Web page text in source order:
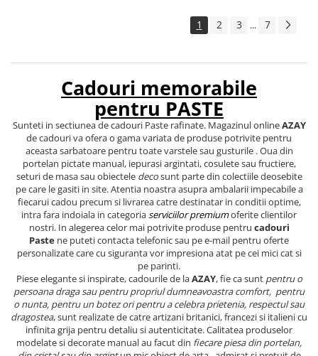
1 2 3 ... 7
Cadouri memorabile
pentru PASTE
Sunteti in sectiunea de cadouri Paste rafinate. Magazinul onlineAZAY
de cadouri va ofera o gama variata de produse potrivite pentru
aceasta sarbatoare pentru toate varstele sau gusturile . Oua din
portelan pictate manual, iepurasi argintati, cosulete sau fructiere,
seturi de masa sau obiectele decosunt parte din colectiile deosebite
pe care le gasiti in site. Atentia noastra asupra ambalarii impecabile a
fiecarui cadou precum si livrarea catre destinatar in conditii optime,
intra fara indoiala in categoriaserviciilor premiumoferite clientilor
nostri. In alegerea celor mai potrivite produse pentru cadouri
Paste ne puteti contacta telefonic sau pe e-mail pentru oferte
personalizate care cu siguranta vor impresiona atat pe cei mici cat si
pe parinti.
Piese elegante si inspirate, cadourile de laAZAY, fie ca sunt pentru o
persoana draga sau pentru propriul dumneavoastra comfort, pentru
o nunta, pentru un botez ori pentru a celebra prietenia, respectul sau
dragostea, sunt realizate de catre artizani britanici, francezi si italieni cu
infinita grija pentru detaliu si autenticitate. Calitatea produselor
modelate si decorate manual au facut din fiecare piesa din portelan,